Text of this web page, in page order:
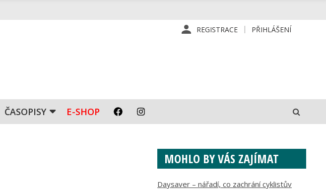
REGISTRACE PŘIHLÁŠENÍ
ČASOPISY E-SHOP
MOHLO BY VÁS ZAJÍMAT
Daysaver – nářadí, co zachrání cyklistův